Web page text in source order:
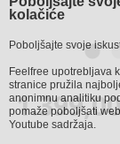
kolačiće
Poboljšajte svoje
Feelfree upotrebljava
stranice pružila
anonimnu analitiku
pomaže poboljšati
Youtube sadržaja.